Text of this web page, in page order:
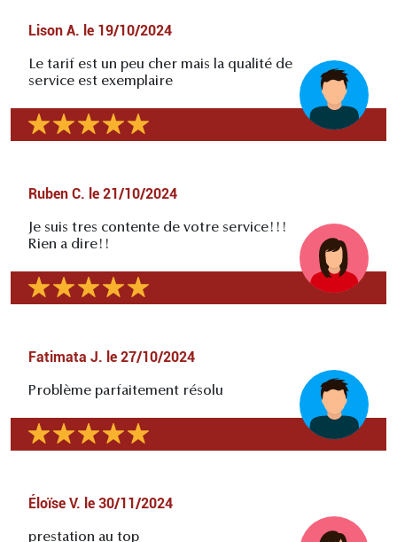
Lison A. le 19/10/2024
Le tarif est un peu cher mais la qualité de
service est exemplaire
Ruben C. le 21/10/2024
Je suis tres contente de votre service!!!
Rien a dire!!
Fatimata J. le 27/10/2024
Problème parfaitement résolu
Éloïse V. le 30/11/2024
prestation au top